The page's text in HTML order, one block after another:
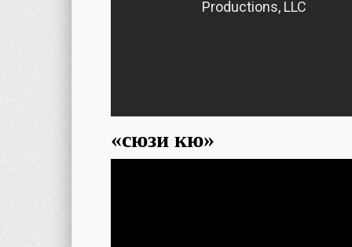
«сюзи кю»